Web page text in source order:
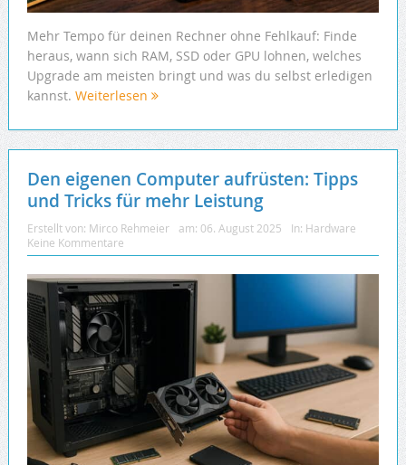
Mehr Tempo für deinen Rechner ohne Fehlkauf: Finde
heraus, wann sich RAM, SSD oder GPU lohnen, welches
Upgrade am meisten bringt und was du selbst erledigen
kannst. Weiterlesen
Den eigenen Computer aufrüsten: Tipps
und Tricks für mehr Leistung
Erstellt von: Mirco Rehmeier am: 06. August 2025 In: Hardware
Keine Kommentare